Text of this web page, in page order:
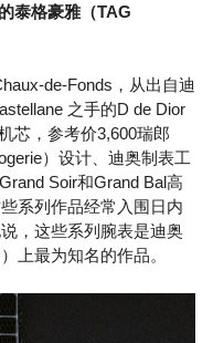
泰格豪雅（TAG
de-Fonds，从出自迪
之手的D de Dior
芯，参考价3,600瑞郎
）设计、迪奥制表工
Soir和Grand Bal高
系列作品经常入围日内
，这些系列腕表是迪奥
上最为知名的作品。